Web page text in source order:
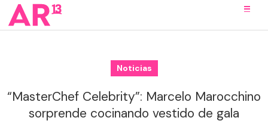
Noticias
“MasterChef Celebrity”: Marcelo Marocchino
sorprende cocinando vestido de gala